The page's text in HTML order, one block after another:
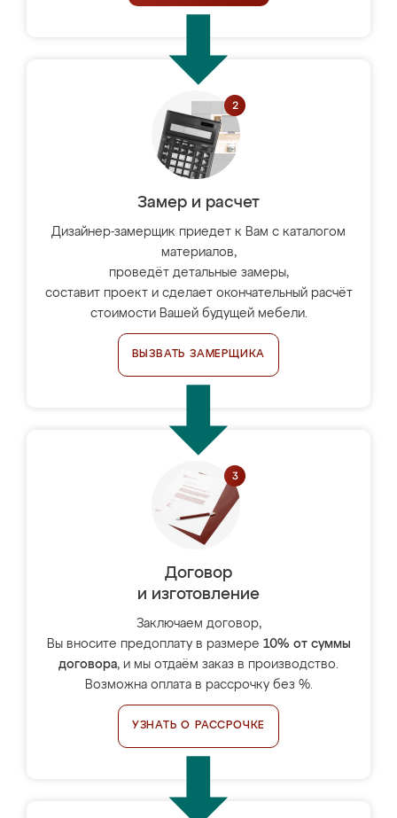
Замер и расчет
Дизайнер-замерщик приедет к Вам с каталогом
материалов,
проведёт детальные замеры,
составит проект и сделает окончательный расчёт
стоимости Вашей будущей мебели.
ВЫЗВАТЬ ЗАМЕРЩИКА
Договор
и изготовление
Заключаем договор,
Вы вносите предоплату в размере 10% от суммы
договора, и мы отдаём заказ в производство.
Возможна оплата в рассрочку без %.
УЗНАТЬ О РАССРОЧКЕ